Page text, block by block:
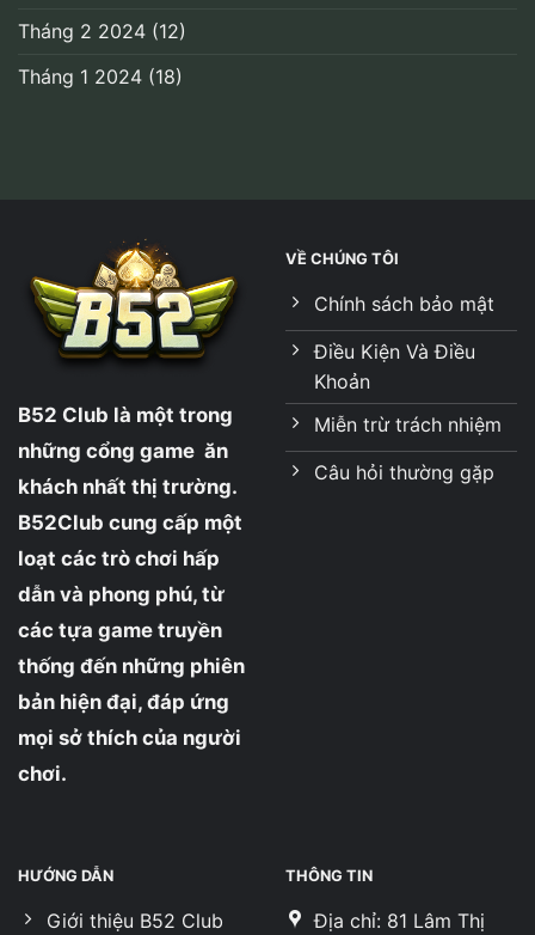
Tháng 2 2024 (12)
Tháng 1 2024 (18)
B52 Club là một trong
những cổng game ăn
khách nhất thị trường.
B52Club cung cấp một
loạt các trò chơi hấp
dẫn và phong phú, từ
các tựa game truyền
thống đến những phiên
bản hiện đại, đáp ứng
mọi sở thích của người
chơi.
VỀ CHÚNG TÔI
Chính sách bảo mật
Điều Kiện Và Điều
Khoản
Miễn trừ trách nhiệm
Câu hỏi thường gặp
HƯỚNG DẪN
Giới thiệu B52 Club
THÔNG TIN
Địa chỉ: 81 Lâm Thị